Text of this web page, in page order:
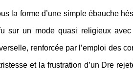
la forme d’une simple ébauche
sur un mode quasi religieux
renforcée par l’emploi des
et la frustration d’un Dre